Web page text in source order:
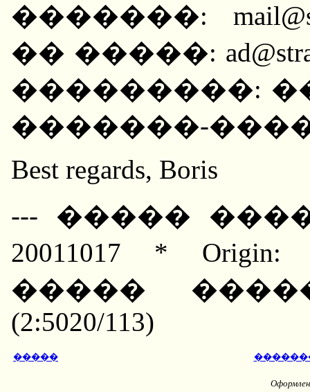
�������:
�� �����:
���������:
�������-
Best regards, Boris
--- �����
20011017 *
�����
(2:5020/113)
�����